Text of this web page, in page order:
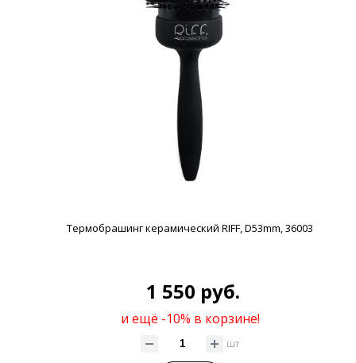
Термобрашинг керамический RIFF, D53mm, 36003
1 550 руб.
и ещё -10% в корзине!
шт